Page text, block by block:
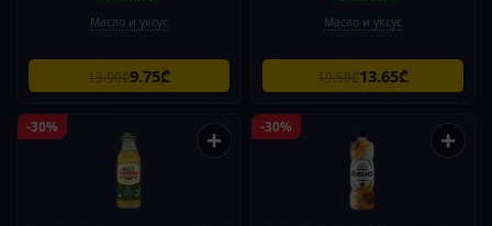
Масло и уксус
13.90₾9.75₾
Масло и уксус
19.50₾13.65₾
-30% + -30% +